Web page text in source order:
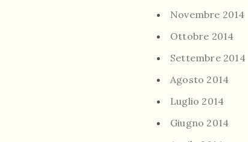
Novembre 2014
Ottobre 2014
Settembre 2014
Agosto 2014
Luglio 2014
Giugno 2014